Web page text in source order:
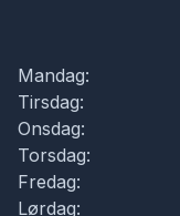
Mandag:
Tirsdag:
Onsdag:
Torsdag:
Fredag:
Lørdag: